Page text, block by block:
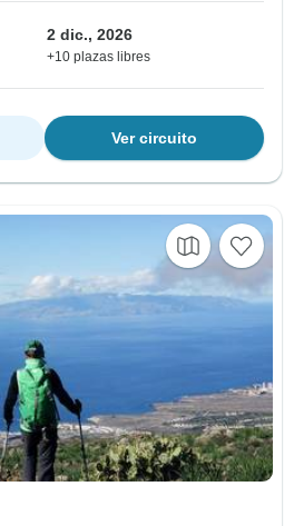
2 dic., 2026
+10 plazas libres
Ver circuito